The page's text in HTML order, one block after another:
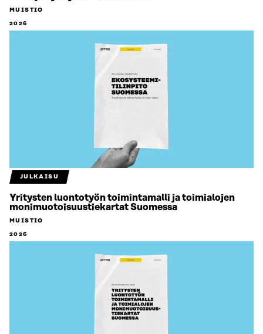
MUISTIO
2026
JULKAISU
Yritysten luontotyön toimintamalli ja toimialojen
monimuotoisuustiekartat Suomessa
MUISTIO
2026